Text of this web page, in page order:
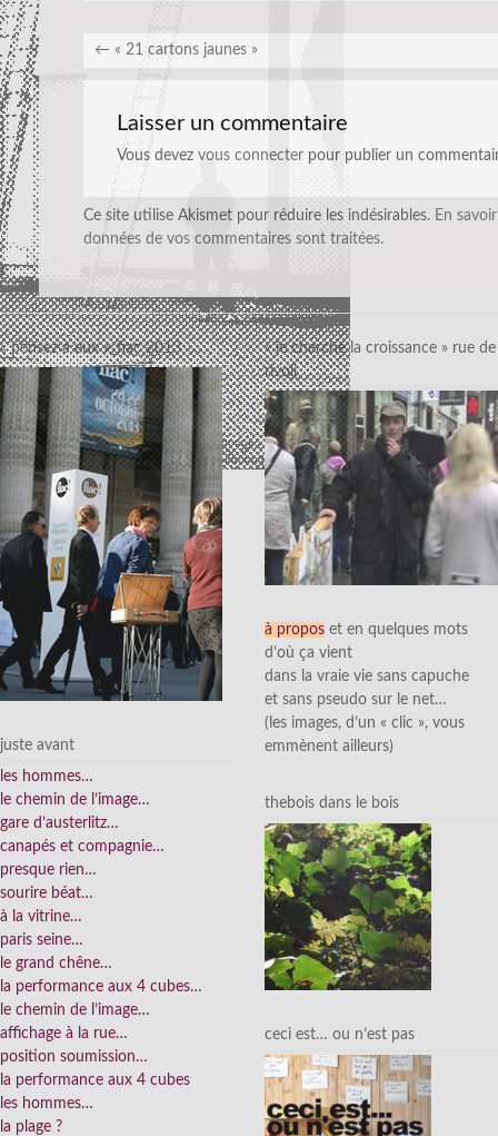
← « 21 cartons jaunes »
Laisser un commentaire
Vous devez vous connecter pour publier un
Ce site utilise Akismet pour réduire les indésirables. En
données de vos commentaires sont traitées.
« pensez à eux »_fiac 2013
juste avant
les hommes…
le chemin de l’image…
gare d’austerlitz…
canapés et compagnie…
presque rien…
sourire béat…
à la vitrine…
paris seine…
le grand chêne…
la performance aux 4 cubes…
le chemin de l’image…
affichage à la rue…
position soumission…
la performance aux 4 cubes
les hommes…
la plage ?
« je cherche la croissance » rue de
rivoli
à propos et en quelques mots
d’où ça vient
dans la vraie vie sans capuche
et sans pseudo sur le net…
(les images, d’un « clic », vous
emmènent ailleurs)
thebois dans le bois
ceci est… ou n’est pas